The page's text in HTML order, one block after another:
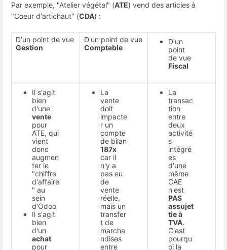
Par exemple, "Atelier végétal" (ATE) vend des articles à
"Coeur d'artichaut" (CDA) :
D'un point de vue
Gestion
D'un point de vue
Comptable
D'un
point
de vue
Fiscal
Il s'agit
bien
d'une
vente
pour
ATE, qui
vient
donc
augmen
ter le
"chiffre
d'affaire
" au
sein
d'Odoo
Il s'agit
bien
d'un
achat
pour
La
vente
doit
impacte
r un
compte
de bilan
187x
car il
n'y a
pas eu
de
vente
réelle,
mais un
transfer
t de
marcha
ndises
entre
La
transac
tion
entre
deux
activité
s
intégré
es
d'une
même
CAE
n'est
PAS
assujet
tie à
TVA.
C'est
pourqu
oi la